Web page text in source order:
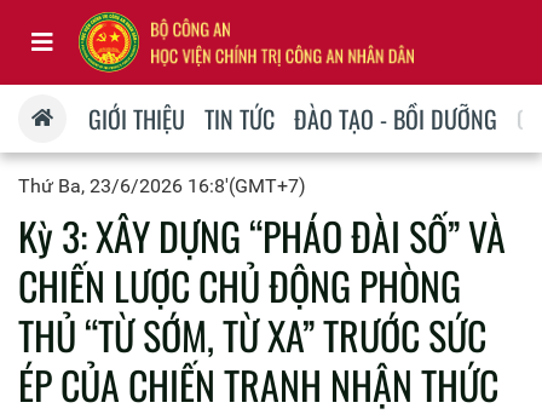
GIỚI THIỆU TIN TỨC ĐÀO TẠO - BỒI DƯỠNG
Thứ Ba, 23/6/2026 16:8'(GMT+7)
Kỳ 3: XÂY DỰNG “PHÁO ĐÀI SỐ” VÀ
CHIẾN LƯỢC CHỦ ĐỘNG PHÒNG
THỦ “TỪ SỚM, TỪ XA” TRƯỚC SỨC
ÉP CỦA CHIẾN TRANH NHẬN THỨC